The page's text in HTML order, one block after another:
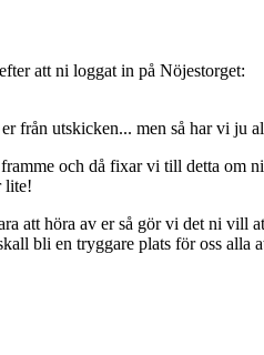
att ni loggat in på Nöjestorget:
från utskicken... men så har vi ju
och då fixar vi till detta om
lite!
att höra av er så gör vi det ni
bli en tryggare plats för oss alla